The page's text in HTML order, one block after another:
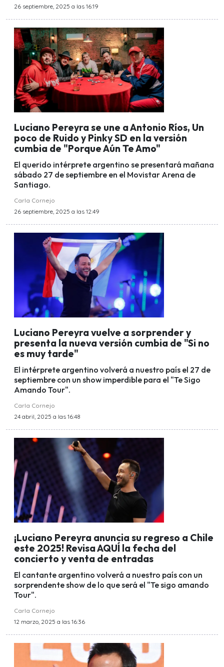
26 septiembre, 2025 a las 16:19
Luciano Pereyra se une a Antonio Ríos, Un
poco de Ruido y Pinky SD en la versión
cumbia de "Porque Aún Te Amo"
El querido intérprete argentino se presentará mañana
sábado 27 de septiembre en el Movistar Arena de
Santiago.
Carla Cornejo
26 septiembre, 2025 a las 12:49
Luciano Pereyra vuelve a sorprender y
presenta la nueva versión cumbia de "Si no
es muy tarde"
El intérprete argentino volverá a nuestro país el 27 de
septiembre con un show imperdible para el "Te Sigo
Amando Tour".
Carla Cornejo
24 abril, 2025 a las 16:48
¡Luciano Pereyra anuncia su regreso a Chile
este 2025! Revisa AQUÍ la fecha del
concierto y venta de entradas
El cantante argentino volverá a nuestro país con un
sorprendente show de lo que será el "Te sigo amando
Tour".
Carla Cornejo
12 marzo, 2025 a las 16:36